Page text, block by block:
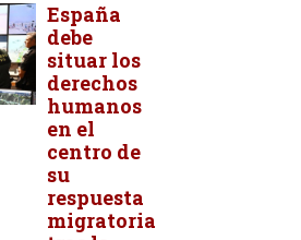
España
debe
situar los
derechos
humanos
en el
centro de
su
respuesta
migratoria